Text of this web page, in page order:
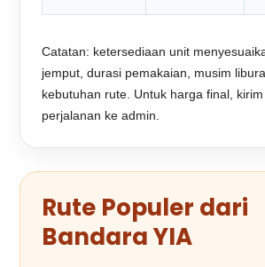
Catatan: ketersediaan unit
jemput, durasi pemakaian, musim
kebutuhan rute. Untuk harga final,
perjalanan ke admin.
Rute Populer dari
Bandara YIA